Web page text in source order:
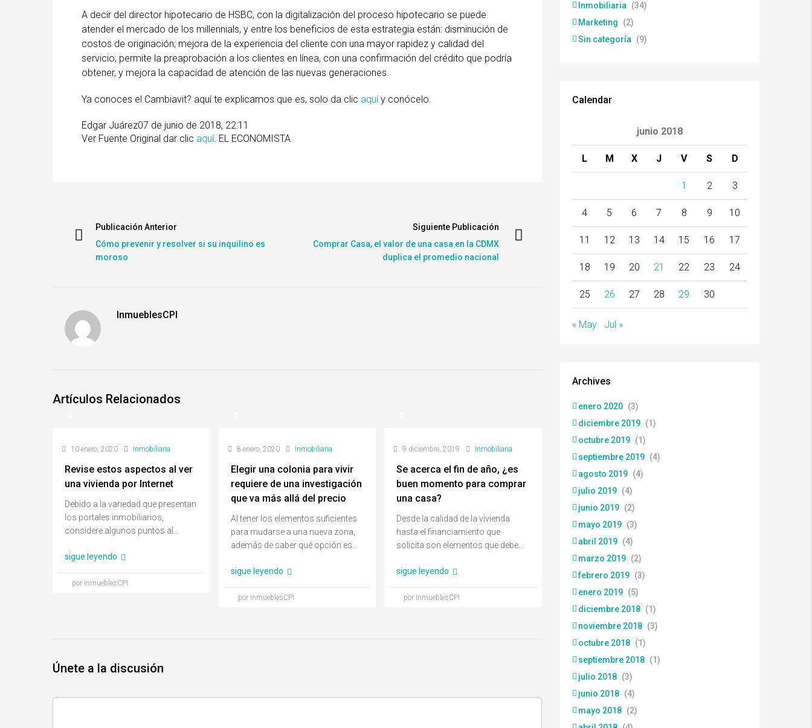
A decir del director hipotecario de HSBC, con la digitalización del proceso hipotecario se puede
atender el mercado de los millennials, y entre los beneficios de esta estrategia están: disminución de
costos de originación; mejora de la experiencia del cliente con una mayor rapidez y calidad del
servicio; permite la preaprobación a los clientes en línea, con una confirmación del crédito que podría
obtener, y mejora la capacidad de atención de las nuevas generaciones.
Ya conoces el Cambiavit? aquí te explicamos que es, solo da clic aquíy conócelo.
Edgar Juárez07 de junio de 2018, 22:11
Ver Fuente Original dar clic aquí. EL ECONOMISTA
Publicación Anterior
Cómo prevenir y resolver si su inquilino es
moroso
Siguiente Publicación
Comprar Casa, el valor de una casa en la CDMX
duplica el promedio nacional
InmueblesCPI
Artículos Relacionados
10 enero, 2020 Inmobiliaria
Revise estos aspectos al ver
una vivienda por Internet
Debido a la variedad que presentan
los portales inmobiliarios,
considere algunos puntos al...
sigue leyendo
por InmueblesCPI
8 enero, 2020 Inmobiliaria
Elegir una colonia para vivir
requiere de una investigación
que va más allá del precio
Al tener los elementos suficientes
para mudarse a una nueva zona,
además de saber qué opción es...
sigue leyendo
por InmueblesCPI
9 diciembre, 2019 Inmobiliaria
Se acerca el fin de año, ¿es
buen momento para comprar
una casa?
Desde la calidad de la vivienda
hasta el financiamiento que
solicita son elementos que debe...
sigue leyendo
por InmueblesCPI
Únete a la discusión
Inmobiliaria
(34)
Marketing
(2)
Sin categoría
(9)
Calendar
junio 2018
L M X J V S D
1 2 3
4 5 6 7 8 9 10
11 12 13 14 15 16 17
18 19 20 21 22 23 24
25 26 27 28 29 30
« May Jul »
Archives
enero 2020 (3)
diciembre 2019 (1)
octubre 2019 (1)
septiembre 2019 (4)
agosto 2019 (4)
julio 2019 (4)
junio 2019 (2)
mayo 2019 (3)
abril 2019 (4)
marzo 2019 (2)
febrero 2019 (3)
enero 2019 (5)
diciembre 2018 (1)
noviembre 2018 (3)
octubre 2018 (1)
septiembre 2018 (1)
julio 2018 (3)
junio 2018 (4)
mayo 2018 (2)